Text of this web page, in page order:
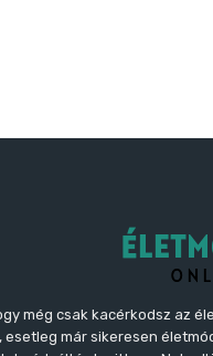
még csak kacérkodsz az
esetleg már sikeresen